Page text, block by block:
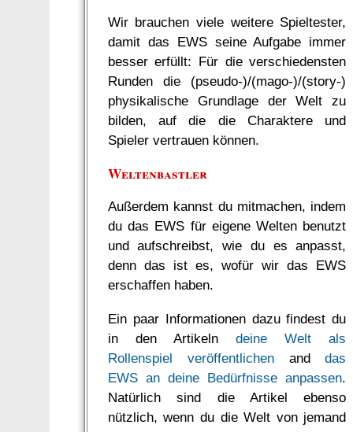
Wir brauchen viele weitere Spieltester,
damit das EWS seine Aufgabe immer
besser erfüllt: Für die verschiedensten
Runden die (pseudo-)/(mago-)/(story-)
physikalische Grundlage der Welt zu
bilden, auf die die Charaktere und
Spieler vertrauen können.
Weltenbastler
Außerdem kannst du mitmachen, indem
du das EWS für eigene Welten benutzt
und aufschreibst, wie du es anpasst,
denn das ist es, wofür wir das EWS
erschaffen haben.
Ein paar Informationen dazu findest du
in den Artikelndeine Welt als
Rollenspiel veröffentlichenanddas
EWS an deine Bedürfnisse anpassen.
Natürlich sind die Artikel ebenso
nützlich, wenn du die Welt von jemand